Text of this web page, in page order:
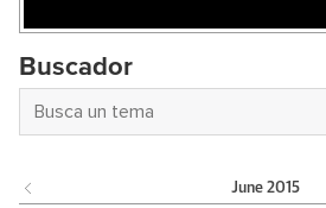
Buscador
June 2015